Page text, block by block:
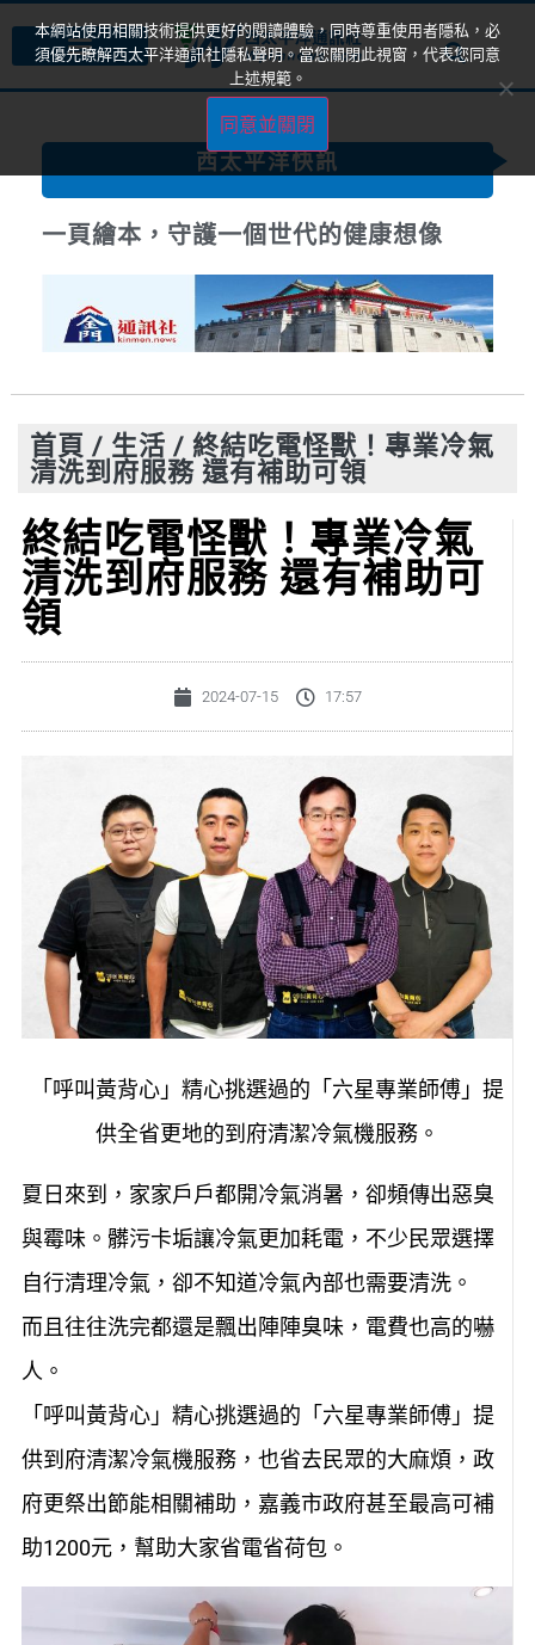
西太平洋快訊
一頁繪本，守護一個世代的健康想像
首頁 / 生活 / 終結吃電怪獸！專業冷氣
清洗到府服務 還有補助可領
終結吃電怪獸！專業冷氣
清洗到府服務 還有補助可
領
2024-07-15 17:57
「呼叫黃背心」精心挑選過的「六星專業師傅」提
供全省更地的到府清潔冷氣機服務。
夏日來到，家家戶戶都開冷氣消暑，卻頻傳出惡臭
與霉味。髒污卡垢讓冷氣更加耗電，不少民眾選擇
自行清理冷氣，卻不知道冷氣內部也需要清洗。
而且往往洗完都還是飄出陣陣臭味，電費也高的嚇
人。
「呼叫黃背心」精心挑選過的「六星專業師傅」提
供到府清潔冷氣機服務，也省去民眾的大麻煩，政
府更祭出節能相關補助，嘉義市政府甚至最高可補
助1200元，幫助大家省電省荷包。
本網站使用相關技術提供更好的閱讀體驗，同時尊重使用者隱私，必
須優先瞭解西太平洋通訊社隱私聲明。當您關閉此視窗，代表您同意
上述規範。
同意並關閉